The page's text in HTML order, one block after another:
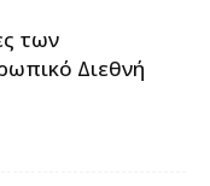
των
Διεθνή